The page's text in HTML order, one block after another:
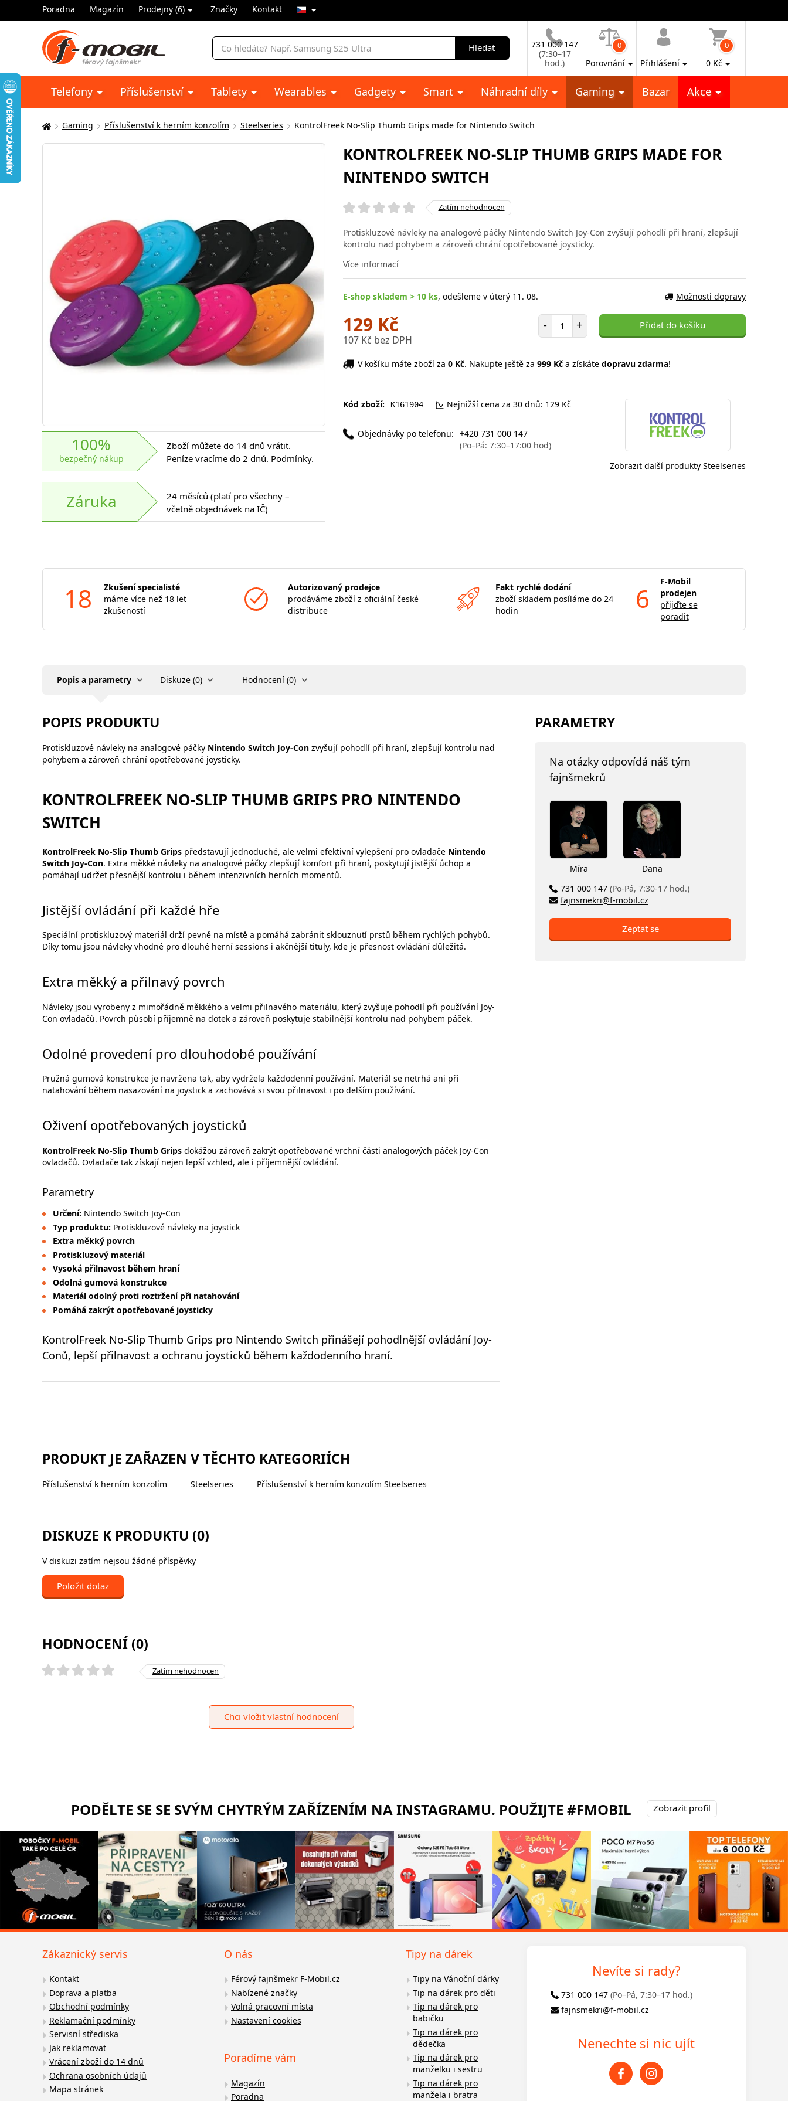
Poradna Magazín Prodejny (6) Značky Kontakt
Vyhledávání
Hledat
731 000 147
(7:30–17
hod.)
0
Porovnání Přihlášení
0
0 Kč
Telefony Příslušenství Tablety Wearables Gadgety Smart Náhradní díly Gaming Bazar Akce
Zde
se
Gaming Příslušenství k herním konzolím Steelseries KontrolFreek No-Slip Thumb Grips made for Nintendo Switch
100%
bezpečný nákup
Zboží můžete do 14 dnů vrátit.
Peníze vracíme do 2 dnů. Podmínky.
Záruka
24 měsíců (platí pro všechny –
včetně objednávek na IČ)
KONTROLFREEK NO-SLIP THUMB GRIPS MADE FOR
NINTENDO SWITCH
Zatím nehodnocen
Protiskluzové návleky na analogové páčky Nintendo Switch Joy-Con zvyšují pohodlí při hraní, zlepšují
kontrolu nad pohybem a zároveň chrání opotřebované joysticky.
Více informací
E-shop skladem > 10 ks, odešleme v úterý 11. 08. Možnosti dopravy
129 Kč
107 Kč bez DPH
- Počet položek
+ Přidat do košíku
V košíku máte zboží za 0 Kč. Nakupte ještě za 999 Kča získáte dopravu zdarma!
Kód zboží: K161904 Nejnižší cena za 30 dnů: 129 Kč
Objednávky po telefonu: +420 731 000 147
(Po–Pá: 7:30–17:00 hod)
Zobrazit další produkty Steelseries
18
Zkušení specialisté
máme více než 18 let
zkušeností
Autorizovaný prodejce
prodáváme zboží z oficiální české
distribuce
Fakt rychlé dodání
zboží skladem posíláme do 24
hodin
6
F-Mobil
prodejen
přijďte se
poradit
Popis a parametry Diskuze (0) Hodnocení (0)
POPIS PRODUKTU
Protiskluzové návleky na analogové páčky Nintendo Switch Joy-Con zvyšují pohodlí při hraní, zlepšují kontrolu nad
pohybem a zároveň chrání opotřebované joysticky.
KONTROLFREEK NO-SLIP THUMB GRIPS PRO NINTENDO
SWITCH
KontrolFreek No-Slip Thumb Grips představují jednoduché, ale velmi efektivní vylepšení pro ovladače Nintendo
Switch Joy-Con. Extra měkké návleky na analogové páčky zlepšují komfort při hraní, poskytují jistější úchop a
pomáhají udržet přesnější kontrolu i během intenzivních herních momentů.
Jistější ovládání při každé hře
Speciální protiskluzový materiál drží pevně na místě a pomáhá zabránit sklouznutí prstů během rychlých pohybů.
Díky tomu jsou návleky vhodné pro dlouhé herní sessions i akčnější tituly, kde je přesnost ovládání důležitá.
Extra měkký a přilnavý povrch
Návleky jsou vyrobeny z mimořádně měkkého a velmi přilnavého materiálu, který zvyšuje pohodlí při používání Joy-
Con ovladačů. Povrch působí příjemně na dotek a zároveň poskytuje stabilnější kontrolu nad pohybem páček.
Odolné provedení pro dlouhodobé používání
Pružná gumová konstrukce je navržena tak, aby vydržela každodenní používání. Materiál se netrhá ani při
natahování během nasazování na joystick a zachovává si svou přilnavost i po delším používání.
Oživení opotřebovaných joysticků
KontrolFreek No-Slip Thumb Grips dokážou zároveň zakrýt opotřebované vrchní části analogových páček Joy-Con
ovladačů. Ovladače tak získají nejen lepší vzhled, ale i příjemnější ovládání.
Parametry
Určení: Nintendo Switch Joy-Con
Typ produktu: Protiskluzové návleky na joystick
Extra měkký povrch
Protiskluzový materiál
Vysoká přilnavost během hraní
Odolná gumová konstrukce
Materiál odolný proti roztržení při natahování
Pomáhá zakrýt opotřebované joysticky
KontrolFreek No-Slip Thumb Grips pro Nintendo Switch přinášejí pohodlnější ovládání Joy-
Conů, lepší přilnavost a ochranu joysticků během každodenního hraní.
PRODUKT JE ZAŘAZEN V TĚCHTO KATEGORIÍCH
Příslušenství k herním konzolím Steelseries Příslušenství k herním konzolím Steelseries
DISKUZE K PRODUKTU (0)
V diskuzi zatím nejsou žádné příspěvky
Položit dotaz
HODNOCENÍ (0)
Zatím nehodnocen
Chci vložit vlastní hodnocení
PARAMETRY
Na otázky odpovídá náš tým
fajnšmekrů
Míra
Dana
731 000 147 (Po-Pá, 7:30-17 hod.)
fajnsmekri@f-mobil.cz
Zeptat se
PODĚLTE SE SE SVÝM CHYTRÝM ZAŘÍZENÍM NA INSTAGRAMU. POUŽIJTE #FMOBIL Zobrazit profil
Zákaznický servis
Kontakt
Doprava a platba
Obchodní podmínky
Reklamační podmínky
Servisní střediska
Jak reklamovat
Vrácení zboží do 14 dnů
Ochrana osobních údajů
Mapa stránek
O nás
Férový fajnšmekr F-Mobil.cz
Nabízené značky
Volná pracovní místa
Nastavení cookies
Poradíme vám
Magazín
Poradna
Tipy na dárek
Tipy na Vánoční dárky
Tip na dárek pro děti
Tip na dárek pro
babičku
Tip na dárek pro
dědečka
Tip na dárek pro
manželku i sestru
Tip na dárek pro
manžela i bratra
Nevíte si rady?
731 000 147 (Po–Pá, 7:30–17 hod.)
fajnsmekri@f-mobil.cz
Nenechte si nic ujít